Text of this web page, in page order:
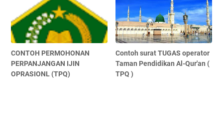
CONTOH PERMOHONAN
PERPANJANGAN IJIN
OPRASIONL (TPQ)
Contoh surat TUGAS operator
Taman Pendidikan Al-Qur'an (
TPQ )